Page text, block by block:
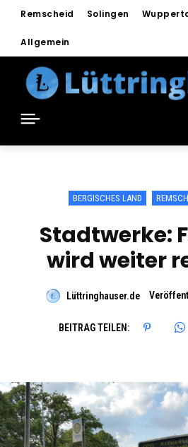
Remscheid Solingen
Allgemein
BERGISCHES LAND
Stadtwerke:
wird weiter
Lüttringhauser.de
BEITRAG TEILEN: